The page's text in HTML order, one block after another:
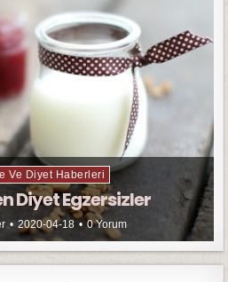
Ve Diyet Haberleri
Diyet Egzersizler
2020-04-18 0 Yorum